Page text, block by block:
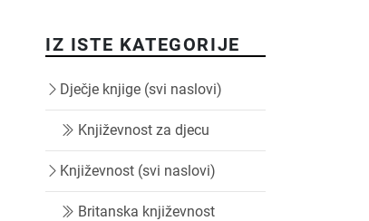
IZ ISTE KATEGORIJE
Dječje knjige (svi naslovi)
Književnost za djecu
Književnost (svi naslovi)
Britanska književnost